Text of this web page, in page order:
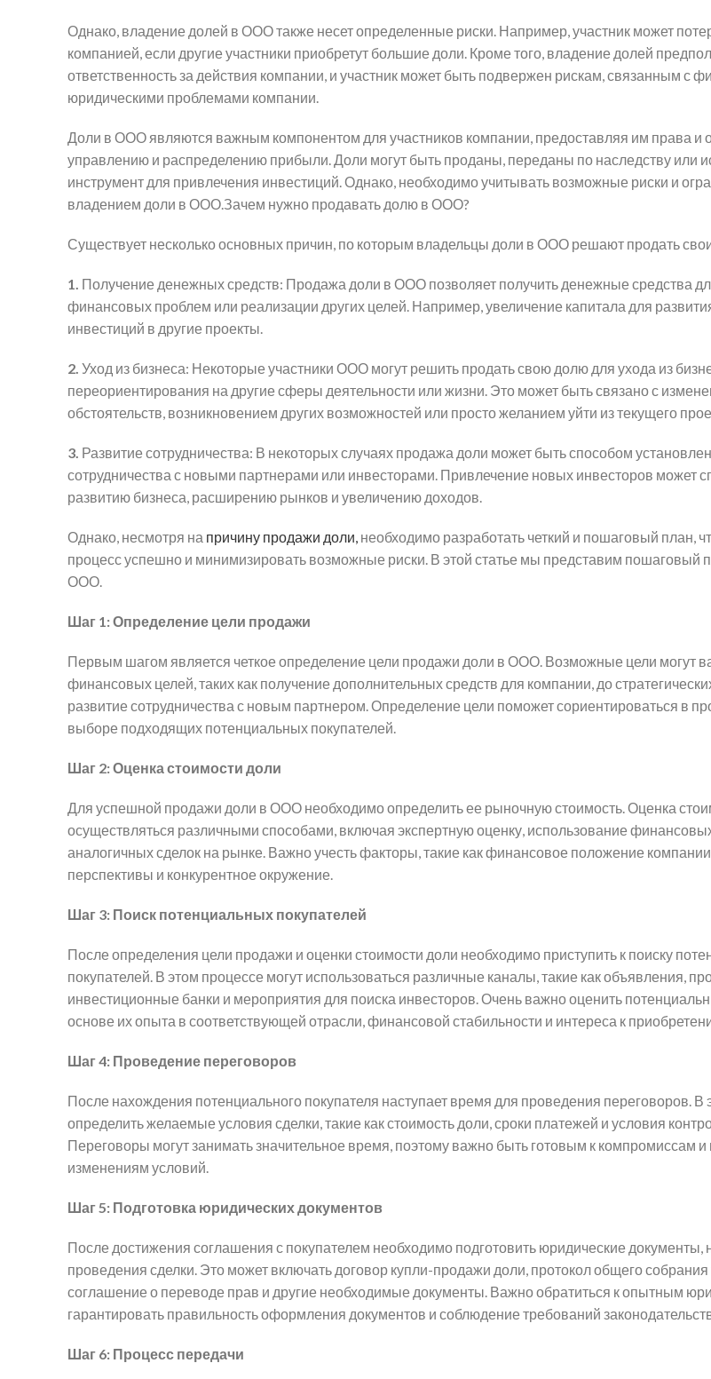
Однако, владение долей в ООО также несет определенные риски. Например, участник может
компанией, если другие участники приобретут большие доли. Кроме того, владение долей
ответственность за действия компании, и участник может быть подвержен рискам, связанным с
юридическими проблемами компании.
Доли в ООО являются важным компонентом для участников компании, предоставляя им права и
управлению и распределению прибыли. Доли могут быть проданы, переданы по наследству или
инструмент для привлечения инвестиций. Однако, необходимо учитывать возможные риски и
владением доли в ООО.Зачем нужно продавать долю в ООО?
Существует несколько основных причин, по которым владельцы доли в ООО решают продать
1. Получение денежных средств: Продажа доли в ООО позволяет получить денежные средства
финансовых проблем или реализации других целей. Например, увеличение капитала для
инвестиций в другие проекты.
2. Уход из бизнеса: Некоторые участники ООО могут решить продать свою долю для ухода из
переориентирования на другие сферы деятельности или жизни. Это может быть связано с
обстоятельств, возникновением других возможностей или просто желанием уйти из текущего
3. Развитие сотрудничества: В некоторых случаях продажа доли может быть способом
сотрудничества с новыми партнерами или инвесторами. Привлечение новых инвесторов может
развитию бизнеса, расширению рынков и увеличению доходов.
Однако, несмотря на причину продажи доли, необходимо разработать четкий и пошаговый план,
процесс успешно и минимизировать возможные риски. В этой статье мы представим пошаговый
ООО.
Шаг 1: Определение цели продажи
Первым шагом является четкое определение цели продажи доли в ООО. Возможные цели могут
финансовых целей, таких как получение дополнительных средств для компании, до
развитие сотрудничества с новым партнером. Определение цели поможет сориентироваться в
выборе подходящих потенциальных покупателей.
Шаг 2: Оценка стоимости доли
Для успешной продажи доли в ООО необходимо определить ее рыночную стоимость. Оценка
осуществляться различными способами, включая экспертную оценку, использование
аналогичных сделок на рынке. Важно учесть факторы, такие как финансовое положение
перспективы и конкурентное окружение.
Шаг 3: Поиск потенциальных покупателей
После определения цели продажи и оценки стоимости доли необходимо приступить к поиску
покупателей. В этом процессе могут использоваться различные каналы, такие как объявления,
инвестиционные банки и мероприятия для поиска инвесторов. Очень важно оценить
основе их опыта в соответствующей отрасли, финансовой стабильности и интереса к
Шаг 4: Проведение переговоров
После нахождения потенциального покупателя наступает время для проведения переговоров. В
определить желаемые условия сделки, такие как стоимость доли, сроки платежей и условия
Переговоры могут занимать значительное время, поэтому важно быть готовым к компромиссам
изменениям условий.
Шаг 5: Подготовка юридических документов
После достижения соглашения с покупателем необходимо подготовить юридические
проведения сделки. Это может включать договор купли-продажи доли, протокол общего собрания
соглашение о переводе прав и другие необходимые документы. Важно обратиться к опытным
гарантировать правильность оформления документов и соблюдение требований
Шаг 6: Процесс передачи